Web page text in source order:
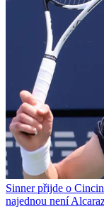
Sinner přijde o
najednou není